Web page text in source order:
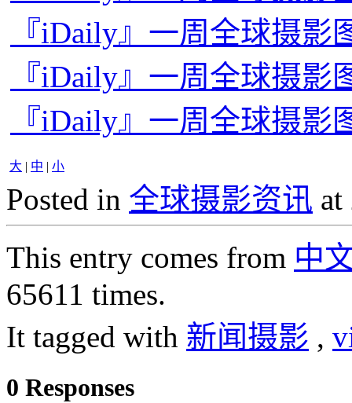
『iDaily』一周全球摄影
『iDaily』一周全球摄影
『iDaily』一周全球摄影
大 | 中 | 小
Posted in 全球摄影资讯 at
This entry comes from 中
65611 times.
It tagged with 新闻摄影 ,
0 Responses